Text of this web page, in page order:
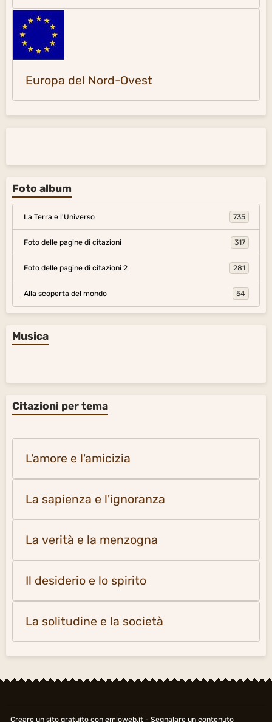
Europa del Nord-Ovest
Foto album
La Terra e l'Universo 735
Foto delle pagine di citazioni 317
Foto delle pagine di citazioni 2 281
Alla scoperta del mondo 54
Musica
Citazioni per tema
L'amore e l'amicizia
La sapienza e l'ignoranza
La verità e la menzogna
Il desiderio e lo spirito
La solitudine e la società
Creare un sito gratuito con emioweb.it - Segnalare un contenuto